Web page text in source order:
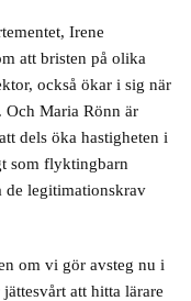
Irene
att bristen på olika
också ökar i sig när
Och Maria Rönn är
dels öka hastigheten i
som flyktingbarn
de legitimationskrav
om vi gör avsteg nu i
att hitta lärare